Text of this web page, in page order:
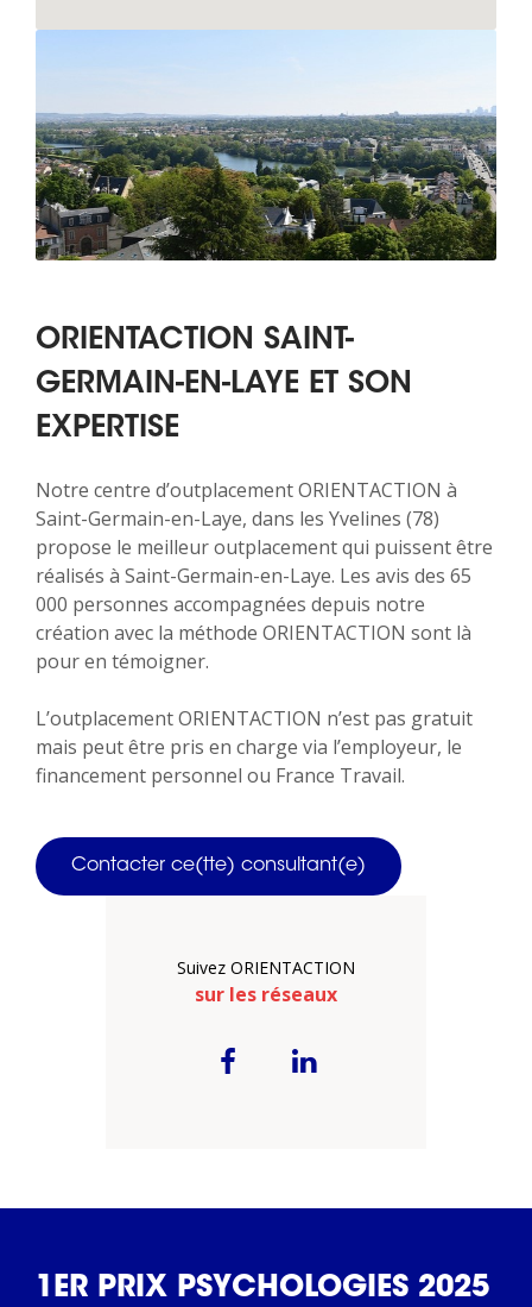
ORIENTACTION SAINT-
GERMAIN-EN-LAYE ET SON
EXPERTISE
Notre centre d’outplacement ORIENTACTION à
Saint-Germain-en-Laye, dans les Yvelines (78)
propose le meilleur outplacement qui puissent être
réalisés à Saint-Germain-en-Laye. Les avis des 65
000 personnes accompagnées depuis notre
création avec la méthode ORIENTACTION sont là
pour en témoigner.
L’outplacement ORIENTACTION n’est pas gratuit
mais peut être pris en charge via l’employeur, le
financement personnel ou France Travail.
Contacter ce(tte) consultant(e)
Suivez ORIENTACTION
sur les réseaux
1ER PRIX PSYCHOLOGIES 2025